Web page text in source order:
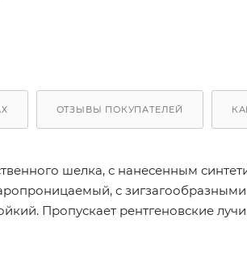
ОТЗЫВЫ ПОКУПАТЕЛЕЙ
шелка, с нанесенным
с
Пропускает рентгеновские